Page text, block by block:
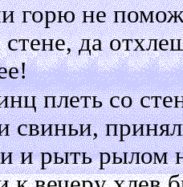
горю не
стене, да
плеть со
свиньи,
и рыть рылом